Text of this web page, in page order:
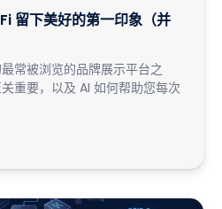
留下美好的第一印象（并
常被浏览的品牌展示平台之
重要，以及 AI 如何帮助您每次